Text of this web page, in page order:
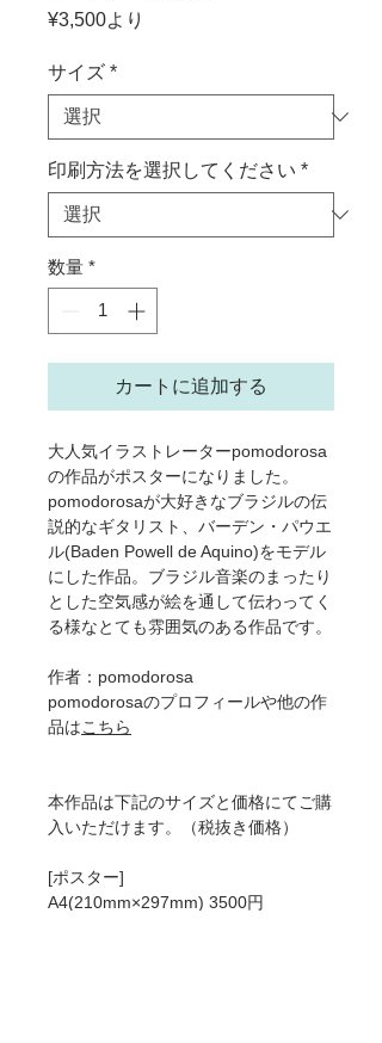
¥3,500より
価
サイズ *
印刷方法を選択してください *
数量 *
カートに追加する
大人気イラストレーターpomodorosa
の作品がポスターになりました。
pomodorosaが大好きなブラジルの伝
説的なギタリスト、バーデン・パウエ
ル(Baden Powell de Aquino)をモデル
にした作品。ブラジル音楽のまったり
とした空気感が絵を通して伝わってく
る様なとても雰囲気のある作品です。
作者：pomodorosa
pomodorosaのプロフィールや他の作
品はこちら
本作品は下記のサイズと価格にてご購
入いただけます。（税抜き価格）
[ポスター]
A4(210mm×297mm) 3500円